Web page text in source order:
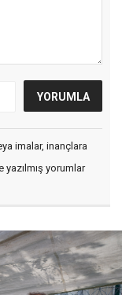
imalar, inançlara
yorumlar